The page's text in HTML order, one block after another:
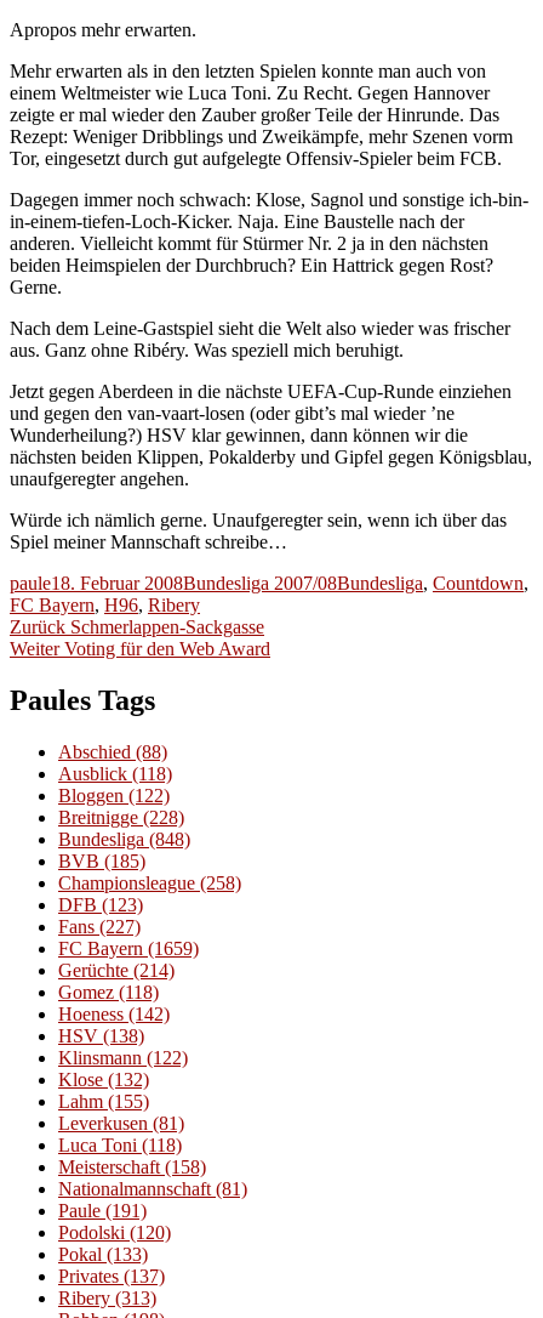
Apropos mehr erwarten.
Mehr erwarten als in den letzten Spielen konnte man auch von
einem Weltmeister wie Luca Toni. Zu Recht. Gegen Hannover
zeigte er mal wieder den Zauber großer Teile der Hinrunde. Das
Rezept: Weniger Dribblings und Zweikämpfe, mehr Szenen vorm
Tor, eingesetzt durch gut aufgelegte Offensiv-Spieler beim FCB.
Dagegen immer noch schwach: Klose, Sagnol und sonstige ich-bin-
in-einem-tiefen-Loch-Kicker. Naja. Eine Baustelle nach der
anderen. Vielleicht kommt für Stürmer Nr. 2 ja in den nächsten
beiden Heimspielen der Durchbruch? Ein Hattrick gegen Rost?
Gerne.
Nach dem Leine-Gastspiel sieht die Welt also wieder was frischer
aus. Ganz ohne Ribéry. Was speziell mich beruhigt.
Jetzt gegen Aberdeen in die nächste UEFA-Cup-Runde einziehen
und gegen den van-vaart-losen (oder gibt’s mal wieder ’ne
Wunderheilung?) HSV klar gewinnen, dann können wir die
nächsten beiden Klippen, Pokalderby und Gipfel gegen Königsblau,
unaufgeregter angehen.
Würde ich nämlich gerne. Unaufgeregter sein, wenn ich über das
Spiel meiner Mannschaft schreibe…
Autor
pauleVeröffentlicht
am
18. Februar 2008Kategorien
Bundesliga 2007/08Schlagwörter
Bundesliga, Countdown,
FC Bayern, H96, Ribery
Beitragsnavigation
Zurück Vorheriger
Beitrag:
Schmerlappen-Sackgasse
Weiter Nächster
Voting für den Web Award
Paules Tags
Abschied (88)
Ausblick (118)
Bloggen (122)
Breitnigge (228)
Bundesliga (848)
BVB (185)
Championsleague (258)
DFB (123)
Fans (227)
FC Bayern (1659)
Gerüchte (214)
Gomez (118)
Hoeness (142)
HSV (138)
Klinsmann (122)
Klose (132)
Lahm (155)
Leverkusen (81)
Luca Toni (118)
Meisterschaft (158)
Nationalmannschaft (81)
Paule (191)
Podolski (120)
Pokal (133)
Privates (137)
Ribery (313)